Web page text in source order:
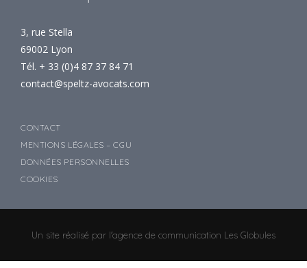
3, rue Stella
69002 Lyon
Tél. + 33 (0)4 87 37 84 71
contact@speltz-avocats.com
CONTACT
MENTIONS LÉGALES – CGU
DONNÉES PERSONNELLES
COOKIES
Un site réalisé par l'agence de communication Les Globules